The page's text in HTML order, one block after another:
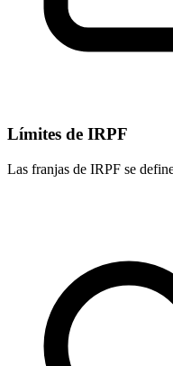
Límites de IRPF
Las franjas de IRPF se